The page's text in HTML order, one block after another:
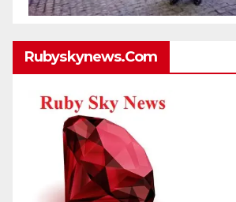
Rubyskynews.com